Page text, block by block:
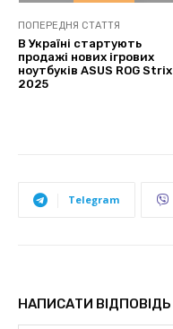
ПОПЕРЕДНЯ СТАТТЯ
В Україні стартують
продажі нових ігрових
ноутбуків ASUS ROG Strix
2025
Telegram
НАПИСАТИ ВІДПОВІДЬ